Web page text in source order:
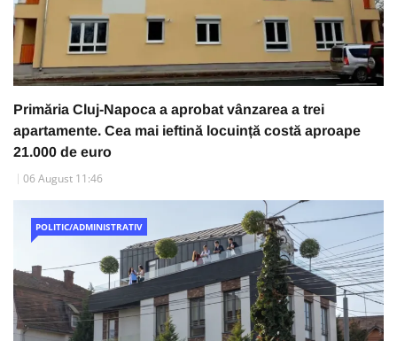
Primăria Cluj-Napoca a aprobat vânzarea a trei
apartamente. Cea mai ieftină locuință costă aproape
21.000 de euro
06 August 11:46
POLITIC/ADMINISTRATIV